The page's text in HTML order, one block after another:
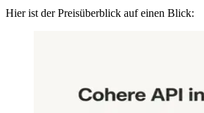
Hier ist der Preisüberblick auf einen Blick: